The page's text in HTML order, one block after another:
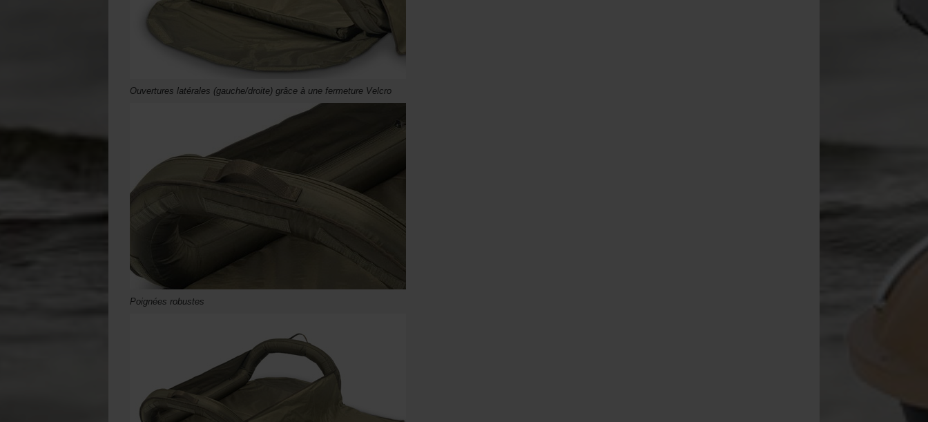
Ouvertures latérales (gauche/droite) grâce à une fermeture Velcro
Poignées robustes